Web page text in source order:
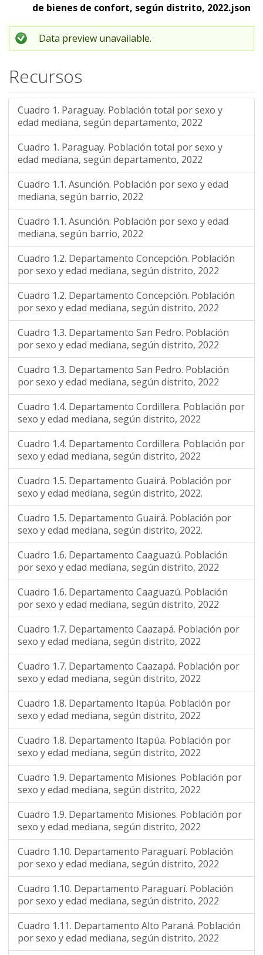
de bienes de confort, según distrito, 2022.json
Data preview unavailable.
Recursos
Cuadro 1. Paraguay. Población total por sexo y
edad mediana, según departamento, 2022
Cuadro 1. Paraguay. Población total por sexo y
edad mediana, según departamento, 2022
Cuadro 1.1. Asunción. Población por sexo y edad
mediana, según barrio, 2022
Cuadro 1.1. Asunción. Población por sexo y edad
mediana, según barrio, 2022
Cuadro 1.2. Departamento Concepción. Población
por sexo y edad mediana, según distrito, 2022
Cuadro 1.2. Departamento Concepción. Población
por sexo y edad mediana, según distrito, 2022
Cuadro 1.3. Departamento San Pedro. Población
por sexo y edad mediana, según distrito, 2022
Cuadro 1.3. Departamento San Pedro. Población
por sexo y edad mediana, según distrito, 2022
Cuadro 1.4. Departamento Cordillera. Población por
sexo y edad mediana, según distrito, 2022
Cuadro 1.4. Departamento Cordillera. Población por
sexo y edad mediana, según distrito, 2022
Cuadro 1.5. Departamento Guairá. Población por
sexo y edad mediana, según distrito, 2022.
Cuadro 1.5. Departamento Guairá. Población por
sexo y edad mediana, según distrito, 2022.
Cuadro 1.6. Departamento Caaguazú. Población
por sexo y edad mediana, según distrito, 2022
Cuadro 1.6. Departamento Caaguazú. Población
por sexo y edad mediana, según distrito, 2022
Cuadro 1.7. Departamento Caazapá. Población por
sexo y edad mediana, según distrito, 2022
Cuadro 1.7. Departamento Caazapá. Población por
sexo y edad mediana, según distrito, 2022
Cuadro 1.8. Departamento Itapúa. Población por
sexo y edad mediana, según distrito, 2022
Cuadro 1.8. Departamento Itapúa. Población por
sexo y edad mediana, según distrito, 2022
Cuadro 1.9. Departamento Misiones. Población por
sexo y edad mediana, según distrito, 2022
Cuadro 1.9. Departamento Misiones. Población por
sexo y edad mediana, según distrito, 2022
Cuadro 1.10. Departamento Paraguarí. Población
por sexo y edad mediana, según distrito, 2022
Cuadro 1.10. Departamento Paraguarí. Población
por sexo y edad mediana, según distrito, 2022
Cuadro 1.11. Departamento Alto Paraná. Población
por sexo y edad mediana, según distrito, 2022